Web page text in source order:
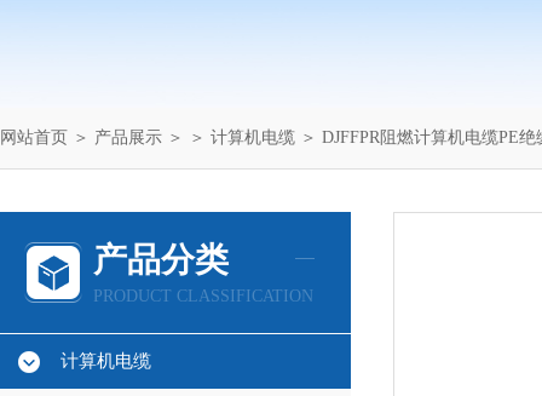
网站首页 ＞ 产品展示 ＞ ＞ 计算机电缆 ＞ DJFFPR阻燃计算机电缆PE
产品分类
PRODUCT CLASSIFICATION
计算机电缆